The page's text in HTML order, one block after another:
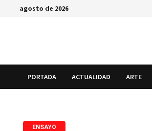
Saltaragosto de 2026
PORTADA ACTUALIDAD ARTE
ENSAYO